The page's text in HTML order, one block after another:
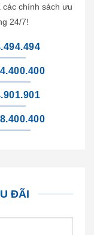
chính sách ưu
24/7!
ĐÃI